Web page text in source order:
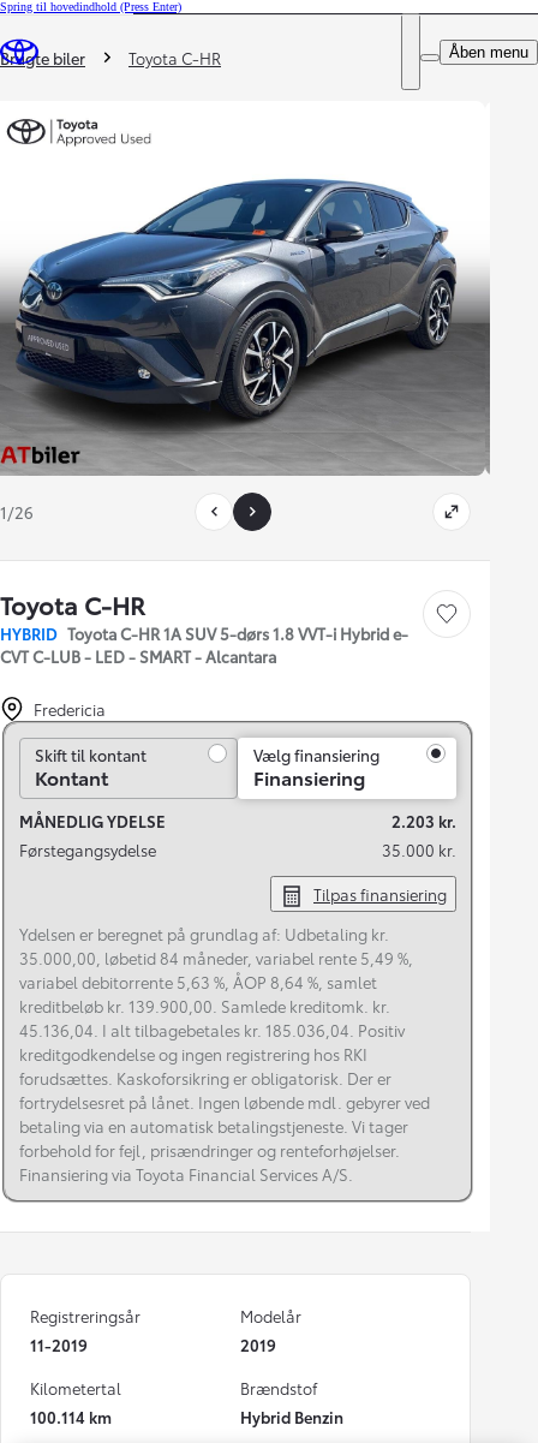
Spring til hovedindhold (Press Enter)
Book prøvetur
DEALER NAME
Åben menu
Du er her
Brugte biler Toyota C-HR
1/26
Toyota C-HR
HYBRID Toyota C-HR 1A SUV 5-dørs 1.8 VVT-i Hybrid e-
CVT C-LUB - LED - SMART - Alcantara
Gem bil
Fredericia
Skift til kontant
Skift til kontant
Kontant
Vælg finansiering
Finansiering
MÅNEDLIG YDELSE
2.203 kr.
Førstegangsydelse
35.000 kr.
Tilpas finansiering
Ydelsen er beregnet på grundlag af: Udbetaling kr.
35.000,00, løbetid 84 måneder, variabel rente 5,49 %,
variabel debitorrente 5,63 %, ÅOP 8,64 %, samlet
kreditbeløb kr. 139.900,00. Samlede kreditomk. kr.
45.136,04. I alt tilbagebetales kr. 185.036,04. Positiv
kreditgodkendelse og ingen registrering hos RKI
forudsættes. Kaskoforsikring er obligatorisk. Der er
fortrydelsesret på lånet. Ingen løbende mdl. gebyrer ved
betaling via en automatisk betalingstjeneste. Vi tager
forbehold for fejl, prisændringer og renteforhøjelser.
Finansiering via Toyota Financial Services A/S.
Registreringsår
11-2019
Modelår
2019
Kilometertal
100.114 km
Brændstof
Hybrid Benzin